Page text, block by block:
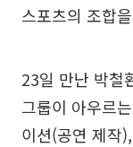
스포츠의 조합
23일 만난 박철
그룹이 아우르
이션(공연 제작